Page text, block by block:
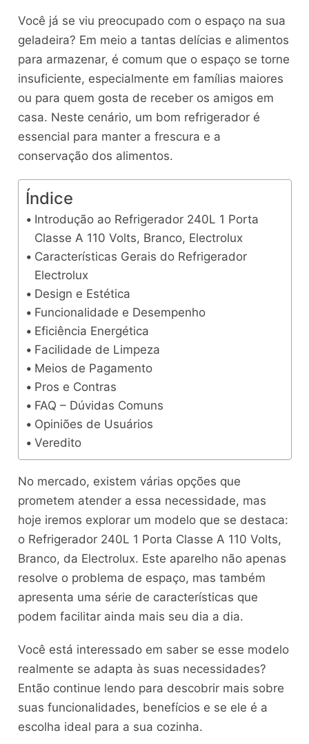
Você já se viu preocupado com o espaço na sua
geladeira? Em meio a tantas delícias e alimentos
para armazenar, é comum que o espaço se torne
insuficiente, especialmente em famílias maiores
ou para quem gosta de receber os amigos em
casa. Neste cenário, um bom refrigerador é
essencial para manter a frescura e a
conservação dos alimentos.
Índice
Introdução ao Refrigerador 240L 1 Porta
Classe A 110 Volts, Branco, Electrolux
Características Gerais do Refrigerador
Electrolux
Design e Estética
Funcionalidade e Desempenho
Eficiência Energética
Facilidade de Limpeza
Meios de Pagamento
Pros e Contras
FAQ – Dúvidas Comuns
Opiniões de Usuários
Veredito
No mercado, existem várias opções que
prometem atender a essa necessidade, mas
hoje iremos explorar um modelo que se destaca:
o Refrigerador 240L 1 Porta Classe A 110 Volts,
Branco, da Electrolux. Este aparelho não apenas
resolve o problema de espaço, mas também
apresenta uma série de características que
podem facilitar ainda mais seu dia a dia.
Você está interessado em saber se esse modelo
realmente se adapta às suas necessidades?
Então continue lendo para descobrir mais sobre
suas funcionalidades, benefícios e se ele é a
escolha ideal para a sua cozinha.